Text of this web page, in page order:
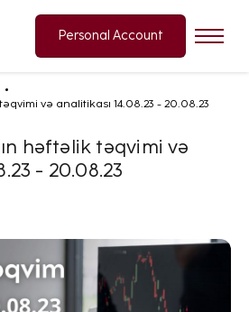
Personal Account
və analitikası 14.08.23 - 20.08.23
həftəlik təqvimi və
- 20.08.23